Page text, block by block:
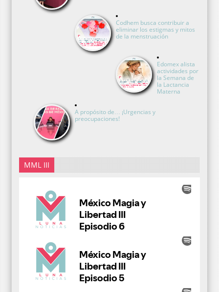
Codhem busca contribuir a
eliminar los estigmas y mitos
de la menstruación
Edomex alista
actividades por
la Semana de
la Lactancia
Materna
A propósito de… ¡Urgencias y
preocupaciones!
MML III